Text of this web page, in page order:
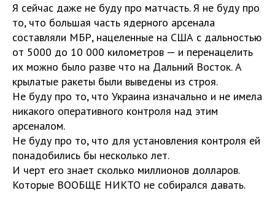
Я сейчас даже не буду про матчасть. Я не буду про
то, что большая часть ядерного арсенала
составляли МБР, нацеленные на США с дальностью
от 5000 до 10 000 километров — и перенацелить
их можно было разве что на Дальний Восток. А
крылатые ракеты были выведены из строя.
Не буду про то, что Украина изначально и не имела
никакого оперативного контроля над этим
арсеналом.
Не буду про то, что для установления контроля ей
понадобились бы несколько лет.
И черт его знает сколько миллионов долларов.
Которые ВООБЩЕ НИКТО не собирался давать.